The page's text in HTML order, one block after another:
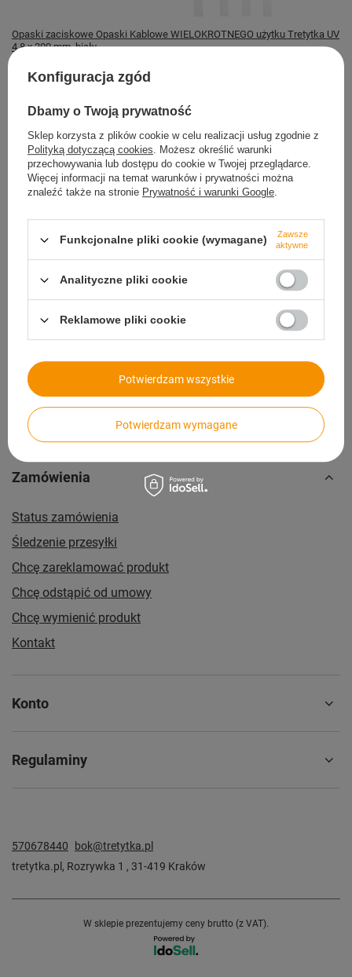
Opaski zaciskowe Opaski Kablowe WIELOKROTNEGO użytku Tretytka UV
4,8 x 200 mm, biały
Dostępny
dbamy o Twoje prawa
Szybkie zwroty
14 dni na zwrot bez podawania przyczyny
Paczkomaty
dla wygodnych i oszczędnych
Zamówienia
Status zamówienia
Śledzenie przesyłki
Chcę zareklamować produkt
Chcę odstąpić od umowy
Chcę wymienić produkt
Kontakt
Konto
Regulaminy
570678440
bok@tretytka.pl
tretytka.pl , Rozrywka 1 , 31-419 Kraków
W sklepie prezentujemy ceny brutto (z VAT).
Konfiguracja zgód
Dbamy o Twoją prywatność
Sklep korzysta z plików cookie w celu realizacji usług zgodnie z
Polityką dotyczącą cookies. Możesz określić warunki
przechowywania lub dostępu do cookie w Twojej przeglądarce.
Więcej informacji na temat warunków i prywatności można
znaleźć także na stronie Prywatność i warunki Google.
Funkcjonalne pliki cookie (wymagane)
Zawsze
aktywne
Analityczne pliki cookie
Reklamowe pliki cookie
Potwierdzam wymagane
Potwierdzam wszystkie